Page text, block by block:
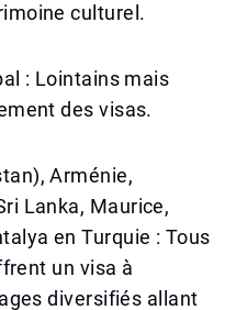
culturel.
: Lointains mais
des visas.
Arménie,
Lanka, Maurice,
en Turquie : Tous
un visa à
diversifiés allant